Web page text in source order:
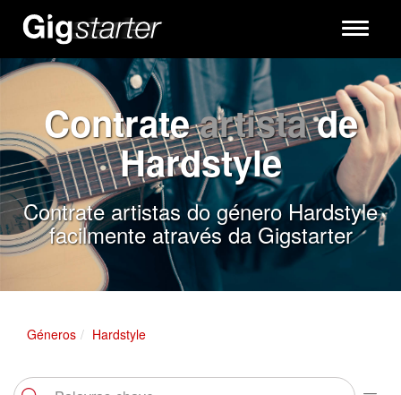
Toggle
Contrateartistade
Hardstyle
Contrate artistas do género Hardstyle
facilmente através da Gigstarter
Géneros Hardstyle